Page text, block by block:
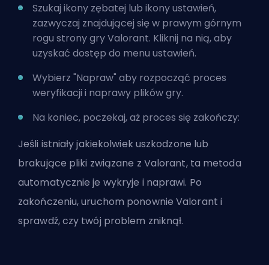
Szukaj ikony zębatej lub ikony ustawień,
zazwyczaj znajdującej się w prawym górnym
rogu strony gry Valorant. Kliknij na nią, aby
uzyskać dostęp do menu ustawień.
Wybierz "Napraw" aby rozpocząć proces
weryfikacji i naprawy plików gry.
Na koniec, poczekaj, aż proces się zakończy:
Jeśli istniały jakiekolwiek uszkodzone lub
brakujące pliki związane z Valorant, ta metoda
automatycznie je wykryje i naprawi. Po
zakończeniu, uruchom ponownie Valorant i
sprawdź, czy twój problem zniknął.